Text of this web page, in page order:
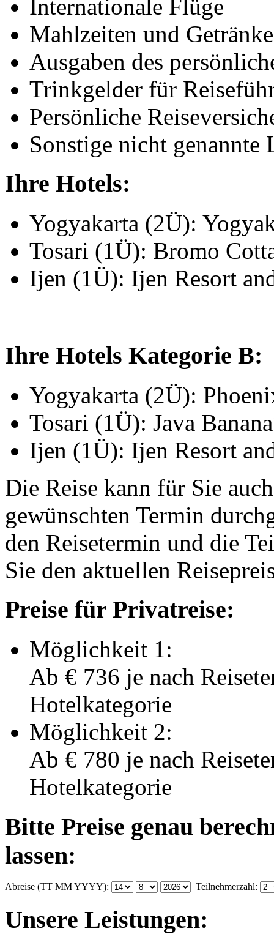
Internationale Flüge
Mahlzeiten und
Ausgaben des
Trinkgelder für
Persönliche
Sonstige nicht genannte
Ihre Hotels:
Yogyakarta (2Ü):
Tosari (1Ü): Bromo
Ijen (1Ü): Ijen Resort
Ihre Hotels Kategorie B:
Yogyakarta (2Ü):
Tosari (1Ü): Java
Ijen (1Ü): Ijen Resort
Die Reise kann für Sie
gewünschten Termin
den Reisetermin und die
Sie den aktuellen
Preise für Privatreise:
Möglichkeit 1:
Ab € 736 je nach
Hotelkategorie
Möglichkeit 2:
Ab € 780 je nach
Hotelkategorie
Bitte Preise genau
lassen:
Abreise (TT MM YYYY): Teilnehmerzahl:
Unsere Leistungen: